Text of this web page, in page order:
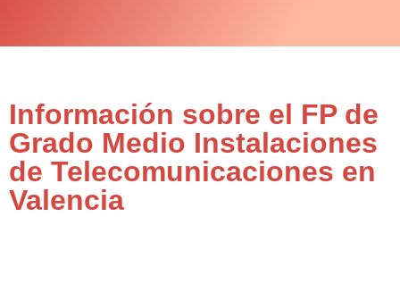
Información sobre el FP de
Grado Medio Instalaciones
de Telecomunicaciones en
Valencia